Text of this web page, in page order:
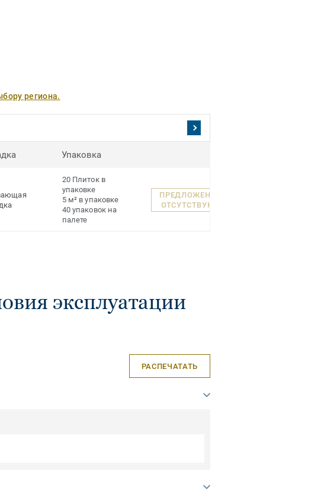
региона.
Упаковка
20 Плиток в
упаковке
5 м² в упаковке
40 упаковок на
палете
ПРЕДЛОЖЕНИЯ
ОТСУТСТВУЮТ
эксплуатации
РАСПЕЧАТАТЬ